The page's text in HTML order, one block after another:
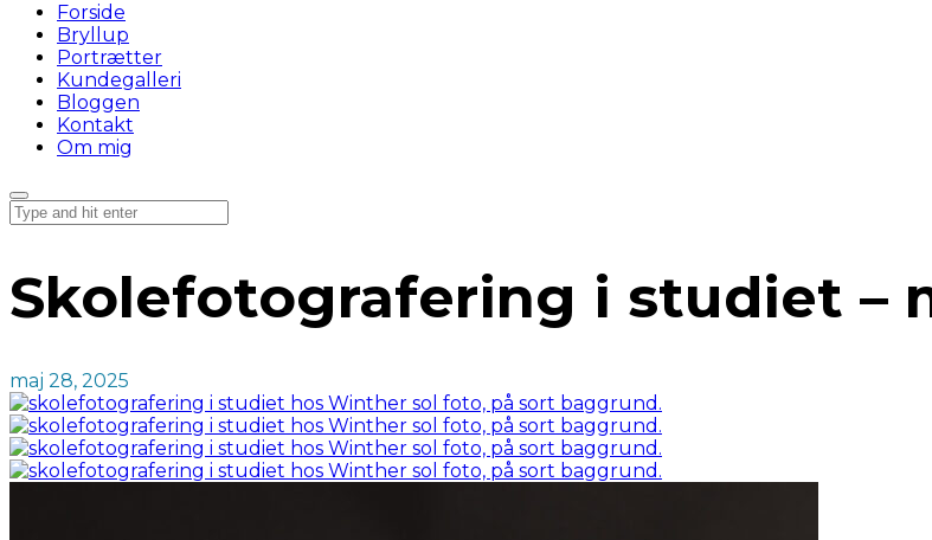
Forside
Bryllup
Portrætter
Kundegalleri
Bloggen
Kontakt
Om mig
Skolefotografering i studiet –
maj 28, 2025